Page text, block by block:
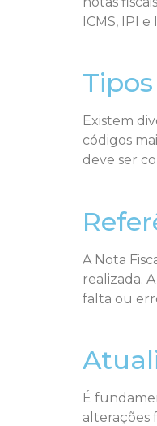
ICMS, IPI e
Existem
códigos
deve ser
A Nota
realizada.
falta ou
É
alterações